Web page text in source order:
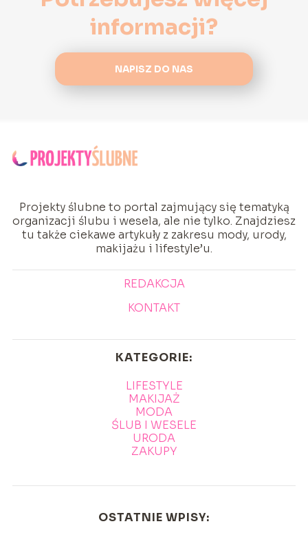
informacji?
NAPISZ DO NAS
Projekty ślubne to portal zajmujący się tematyką
organizacji ślubu i wesela, ale nie tylko. Znajdziesz
tu także ciekawe artykuły z zakresu mody, urody,
makijażu i lifestyle’u.
REDAKCJA
KONTAKT
KATEGORIE:
LIFESTYLE
MAKIJAŻ
MODA
ŚLUB I WESELE
URODA
ZAKUPY
OSTATNIE WPISY: